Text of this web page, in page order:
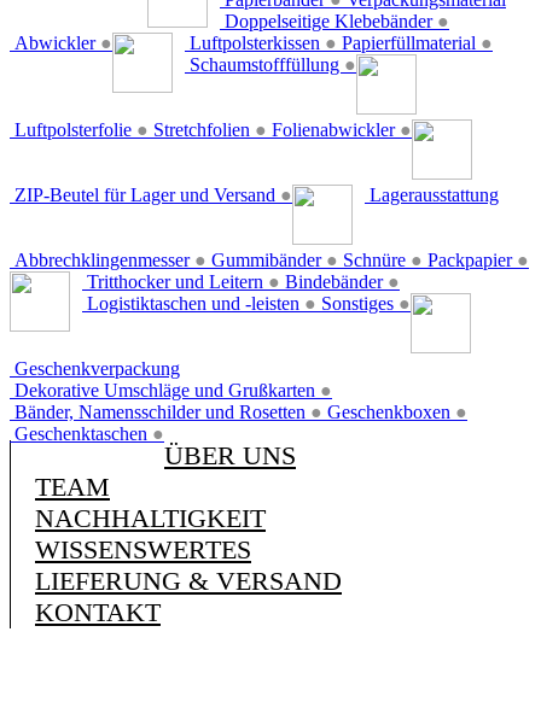
Doppelseitige Klebebänder ●
Abwickler ● Luftpolsterkissen ● Papierfüllmaterial ●
Schaumstofffüllung ●
Luftpolsterfolie ● Stretchfolien ● Folienabwickler ●
ZIP-Beutel für Lager und Versand ●
Abbrechklingenmesser ● Gummibänder ● Schnüre ● Packpapier ●
Lagerausstattung
Tritthocker und Leitern ● Bindebänder ●
Logistiktaschen und -leisten ● Sonstiges ●
Geschenkverpackung
Dekorative Umschläge und Grußkarten ●
Bänder, Namensschilder und Rosetten ● Geschenkboxen ●
Geschenktaschen ●
ÜBER UNS
TEAM
NACHHALTIGKEIT
WISSENSWERTES
LIEFERUNG & VERSAND
KONTAKT